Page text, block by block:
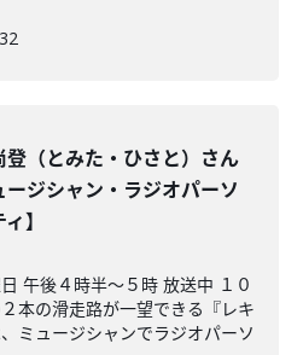
登（とみた・ひさと）さん
ージシャン・ラジオパーソ
】
午後４時半～５時 放送中 １０
本の滑走路が一望できる『レキ
ミュージシャンでラジオパーソ